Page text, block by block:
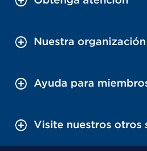
Nuestra organización
Ayuda para
Visite nuestros otros